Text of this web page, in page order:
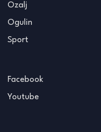
Ozalj
Ogulin
Sport
Facebook
Youtube